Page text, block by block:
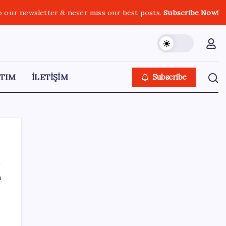
our newsletter & never miss our best posts.Subscribe Now!
İLETİŞİM Subscribe